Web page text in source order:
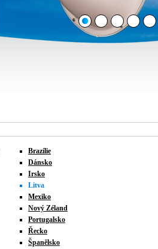
Brazílie
Dánsko
Irsko
Litva
Mexiko
Nový Zéland
Portugalsko
Řecko
Španělsko